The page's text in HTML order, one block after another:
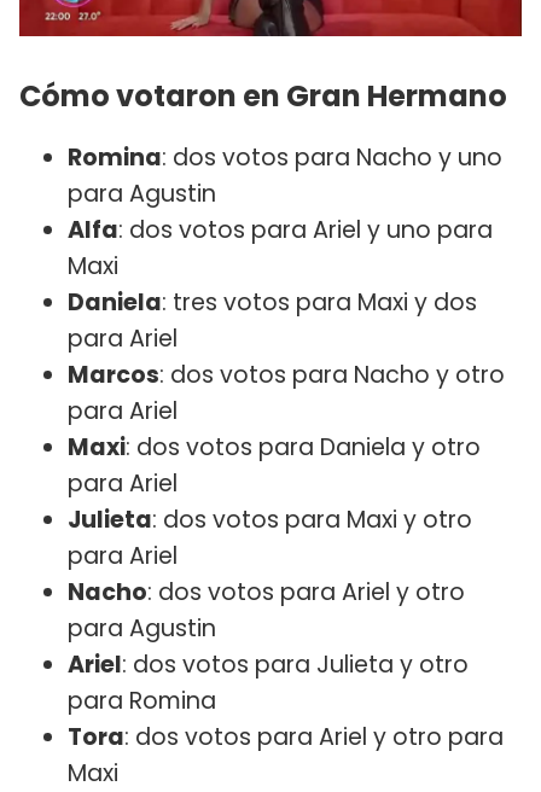
Cómo votaron en Gran Hermano
Romina: dos votos para Nacho y uno
para Agustin
Alfa: dos votos para Ariel y uno para
Maxi
Daniela: tres votos para Maxi y dos
para Ariel
Marcos: dos votos para Nacho y otro
para Ariel
Maxi: dos votos para Daniela y otro
para Ariel
Julieta: dos votos para Maxi y otro
para Ariel
Nacho: dos votos para Ariel y otro
para Agustin
Ariel: dos votos para Julieta y otro
para Romina
Tora: dos votos para Ariel y otro para
Maxi